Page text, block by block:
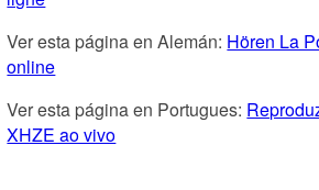
Ver esta página en Alemán: Hören La
online
Ver esta página en Portugues:
XHZE ao vivo